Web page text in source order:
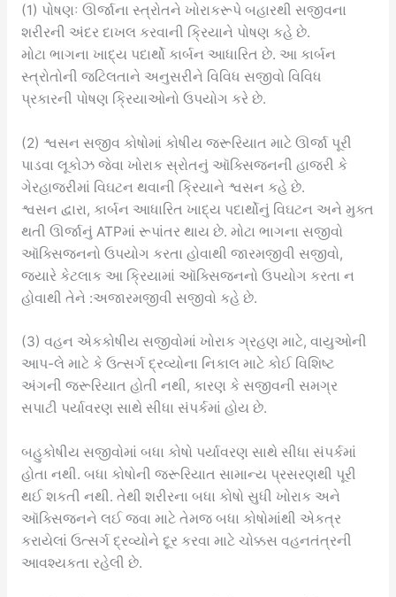
(1) પોષણઃ ઊર્જાના સ્ત્રોતને ખોરાકરૂપે બહારથી સજીવના
શરીરની અંદર દાખલ કરવાની ક્રિયાને પોષણ કહે છે.
મોટા ભાગના ખાદ્ય પદાર્થો કાર્બન આધારિત છે. આ કાર્બન
સ્ત્રોતોની જટિલતાને અનુસરીને વિવિધ સજીવો વિવિધ
પ્રકારની પોષણ ક્રિયાઓનો ઉપયોગ કરે છે.
(2) શ્વસન સજીવ કોષોમાં કોષીય જરૂરિયાત માટે ઊર્જા પૂરી
પાડવા લૂકોઝ જેવા ખોરાક સ્રોતનું ઑક્સિજનની હાજરી કે
ગેરહાજરીમાં વિઘટન થવાની ક્રિયાને શ્વસન કહે છે.
શ્વસન દ્વારા, કાર્બન આધારિત ખાદ્ય પદાર્થોનું વિઘટન અને મુક્ત
થતી ઊર્જાનું ATPમાં રૂપાંતર થાય છે. મોટા ભાગના સજીવો
ઑક્સિજનનો ઉપયોગ કરતા હોવાથી જારમજીવી સજીવો,
જ્યારે કેટલાક આ ક્રિયામાં ઑક્સિજનનો ઉપયોગ કરતા ન
હોવાથી તેને :અજારમજીવી સજીવો કહે છે.
(3) વહન એકકોષીય સજીવોમાં ખોરાક ગ્રહણ માટે, વાયુઓની
આપ-લે માટે કે ઉત્સર્ગ દ્રવ્યોના નિકાલ માટે કોઈ વિશિષ્ટ
અંગની જરૂરિયાત હોતી નથી, કારણ કે સજીવની સમગ્ર
સપાટી પર્યાવરણ સાથે સીધા સંપર્કમાં હોય છે.
બહુકોષીય સજીવોમાં બધા કોષો પર્યાવરણ સાથે સીધા સંપર્કમાં
હોતા નથી. બધા કોષોની જરૂરિયાત સામાન્ય પ્રસરણથી પૂરી
થઈ શકતી નથી. તેથી શરીરના બધા કોષો સુધી ખોરાક અને
ઑક્સિજનને લઈ જવા માટે તેમજ બધા કોષોમાંથી એકત્ર
કરાયેલાં ઉત્સર્ગ દ્રવ્યોને દૂર કરવા માટે ચોક્કસ વહનતંત્રની
આવશ્યકતા રહેલી છે.